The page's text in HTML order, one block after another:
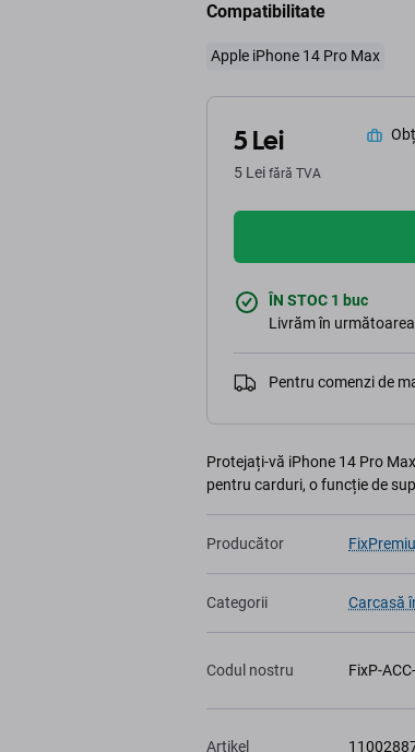
Compatibilitate
Apple iPhone 14 Pro Max
5 Lei
5 Lei fără TVA
ÎN STOC 1 buc
Livrăm în
Pentru comenzi de
Protejați-vă iPhone 14 Pro
pentru carduri, o funcție de
Producător
Categorii Carcasă
Codul nostru FixP-
Artikel